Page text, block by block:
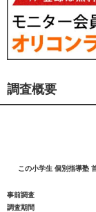
調査概要
この小学生 個別指導塾
事前調査
調査期間